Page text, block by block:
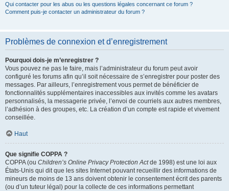
Qui contacter pour les abus ou les questions légales concernant ce forum ?
Comment puis-je contacter un administrateur du forum ?
Problèmes de connexion et d’enregistrement
Pourquoi dois-je m’enregistrer ?
Vous pouvez ne pas le faire, mais l’administrateur du forum peut avoir
configuré les forums afin qu’il soit nécessaire de s’enregistrer pour poster des
messages. Par ailleurs, l’enregistrement vous permet de bénéficier de
fonctionnalités supplémentaires inaccessibles aux invités comme les avatars
personnalisés, la messagerie privée, l’envoi de courriels aux autres membres,
l’adhésion à des groupes, etc. La création d’un compte est rapide et vivement
conseillée.
Haut
Que signifie COPPA ?
COPPA (ou Children’s Online Privacy Protection Actde 1998) est une loi aux
États-Unis qui dit que les sites Internet pouvant recueillir des informations de
mineurs de moins de 13 ans doivent obtenir le consentement écrit des parents
(ou d’un tuteur légal) pour la collecte de ces informations permettant